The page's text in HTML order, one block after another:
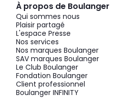
À propos de Boulanger
Qui sommes nous
Plaisir partagé
L'espace Presse
Nos services
Nos marques Boulanger
SAV marques Boulanger
Le Club Boulanger
Fondation Boulanger
Client professionnel
Boulanger INFINITY